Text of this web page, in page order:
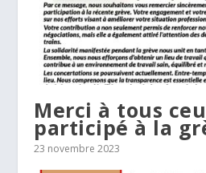
Merci à tous
participé à la
23 novembre 2023